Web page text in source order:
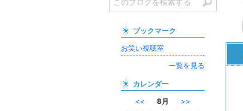
ブックマーク
お笑い視聴室
一覧を見る
カレンダー
<<
8月
>>